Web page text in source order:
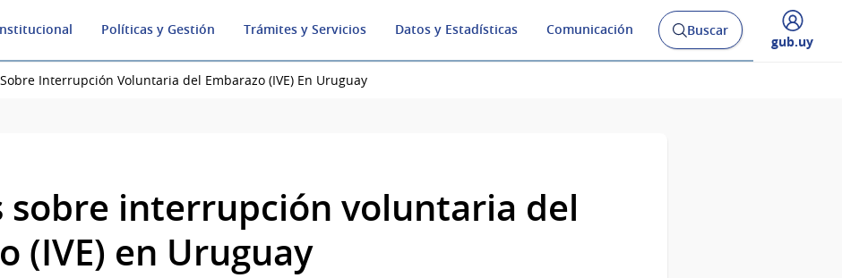
Políticas y Gestión Trámites y Servicios Datos y Estadísticas Comunicación
Abrir
buscador
Buscar
Desplegar
gub.uy
Interrupción Voluntaria del Embarazo (IVE) En Uruguay
sobre interrupción voluntaria del
(IVE) en Uruguay